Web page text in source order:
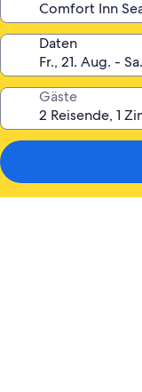
Daten
Gäste